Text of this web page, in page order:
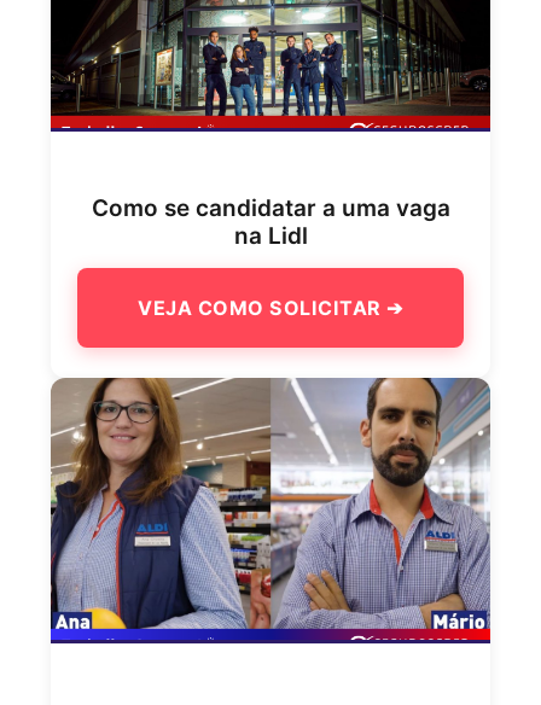
Como se candidatar a uma vaga
na Lidl
VEJA COMO SOLICITAR ➔